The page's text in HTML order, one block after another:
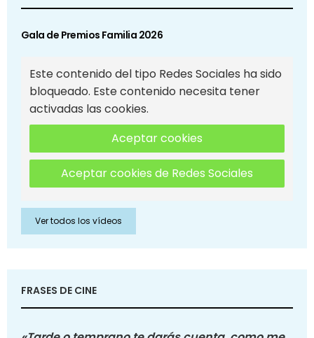
Gala de Premios Familia 2026
Este contenido del tipo Redes Sociales ha sido
bloqueado. Este contenido necesita tener
activadas las cookies.
Aceptar cookies
Aceptar cookies de Redes Sociales
Ver todos los vídeos
FRASES DE CINE